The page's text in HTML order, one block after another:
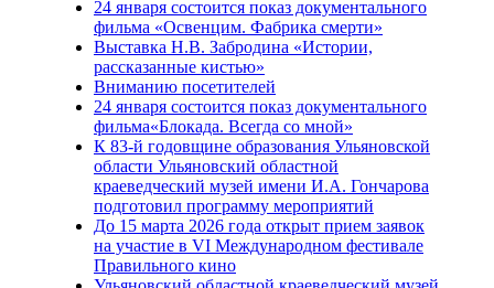
24 января состоится показ документального
фильма «Освенцим. Фабрика смерти»
Выставка Н.В. Забродина «Истории,
рассказанные кистью»
Вниманию посетителей
24 января состоится показ документального
фильма«Блокада. Всегда со мной»
К 83-й годовщине образования Ульяновской
области Ульяновский областной
краеведческий музей имени И.А. Гончарова
подготовил программу мероприятий
До 15 марта 2026 года открыт прием заявок
на участие в VI Международном фестивале
Правильного кино